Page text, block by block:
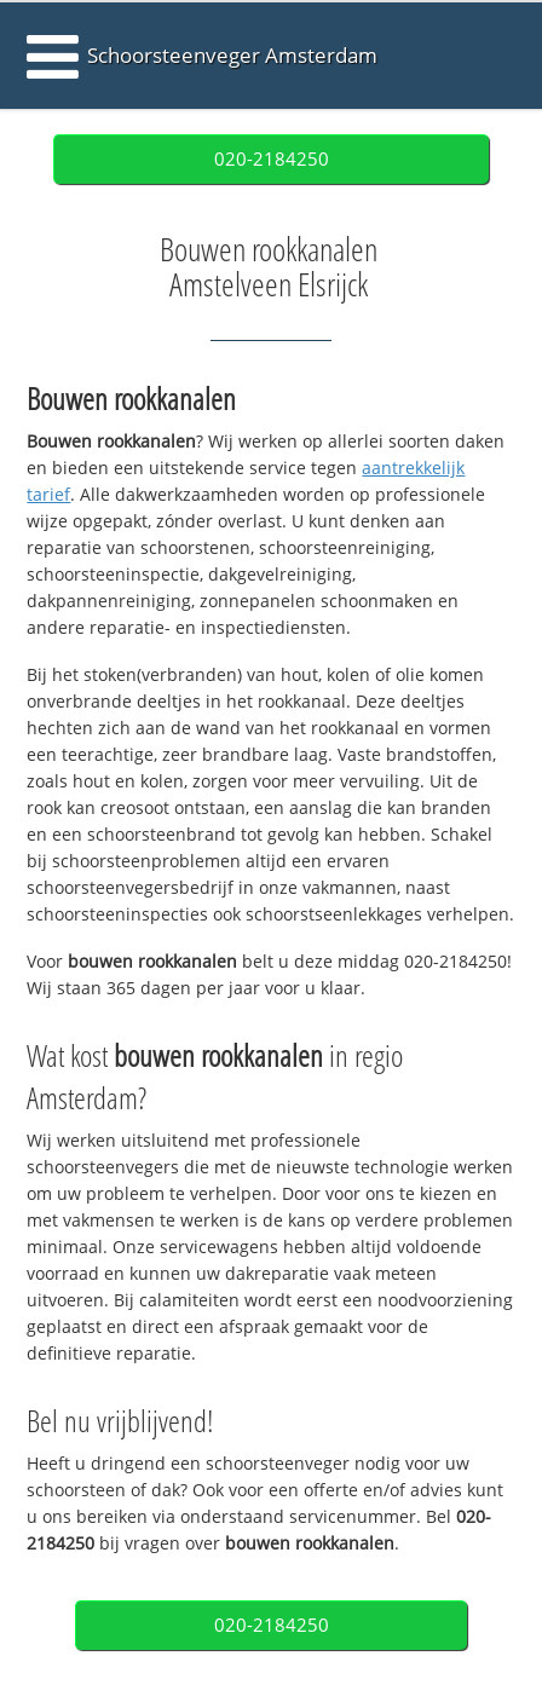
Schoorsteenveger Amsterdam
020-2184250
Bouwen rookkanalen
Amstelveen Elsrijck
Bouwen rookkanalen
Bouwen rookkanalen? Wij werken op allerlei soorten daken
en bieden een uitstekende service tegenaantrekkelijk
tarief. Alle dakwerkzaamheden worden op professionele
wijze opgepakt, zónder overlast. U kunt denken aan
reparatie van schoorstenen, schoorsteenreiniging,
schoorsteeninspectie, dakgevelreiniging,
dakpannenreiniging, zonnepanelen schoonmaken en
andere reparatie- en inspectiediensten.
Bij het stoken(verbranden) van hout, kolen of olie komen
onverbrande deeltjes in het rookkanaal. Deze deeltjes
hechten zich aan de wand van het rookkanaal en vormen
een teerachtige, zeer brandbare laag. Vaste brandstoffen,
zoals hout en kolen, zorgen voor meer vervuiling. Uit de
rook kan creosoot ontstaan, een aanslag die kan branden
en een schoorsteenbrand tot gevolg kan hebben. Schakel
bij schoorsteenproblemen altijd een ervaren
schoorsteenvegersbedrijf in onze vakmannen, naast
schoorsteeninspecties ook schoorstseenlekkages verhelpen.
Voor bouwen rookkanalen belt u deze middag 020-2184250!
Wij staan 365 dagen per jaar voor u klaar.
Wat kostbouwen rookkanalen in regio
Amsterdam?
Wij werken uitsluitend met professionele
schoorsteenvegers die met de nieuwste technologie werken
om uw probleem te verhelpen. Door voor ons te kiezen en
met vakmensen te werken is de kans op verdere problemen
minimaal. Onze servicewagens hebben altijd voldoende
voorraad en kunnen uw dakreparatie vaak meteen
uitvoeren. Bij calamiteiten wordt eerst een noodvoorziening
geplaatst en direct een afspraak gemaakt voor de
definitieve reparatie.
Bel nu vrijblijvend!
Heeft u dringend een schoorsteenveger nodig voor uw
schoorsteen of dak? Ook voor een offerte en/of advies kunt
u ons bereiken via onderstaand servicenummer. Bel020-
2184250 bij vragen over bouwen rookkanalen.
020-2184250